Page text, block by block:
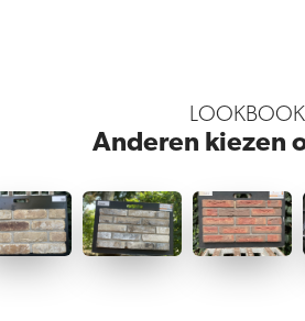
LOOKBOOK
Anderen kiezen